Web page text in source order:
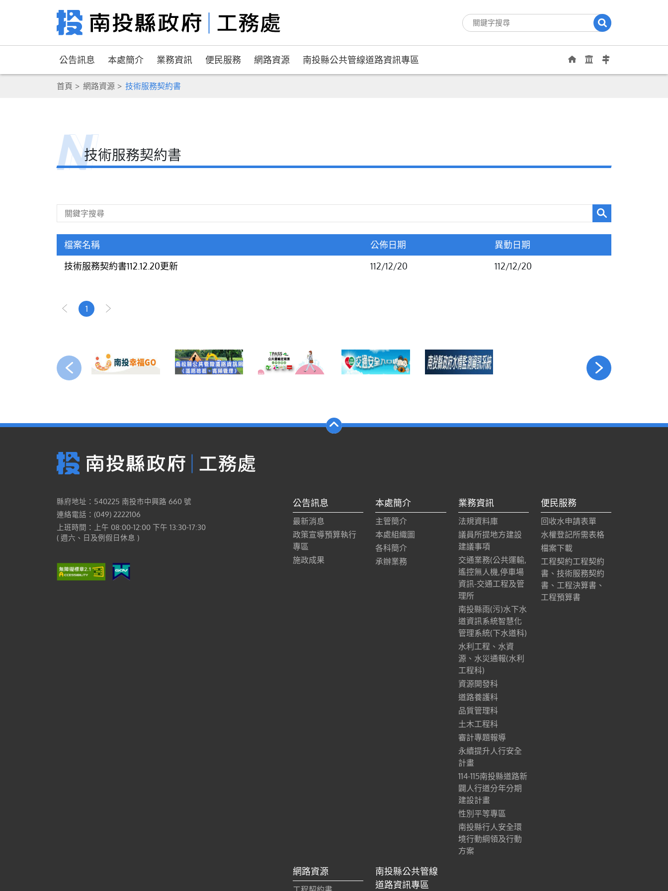
公告訊息 本處簡介 業務資訊 便民服務 網路資源 南投縣公共管線道路資訊專區
首頁 網路資源 技術服務契約書
技術服務契約書
檔案名稱 公佈日期
異動日期
技術服務契約書112.12.20更新
112/12/20 112/12/20
1
縣府地址：540225 南投市中興路 660 號
連絡電話：(049) 2222106
上班時間：上午 08:00-12:00 下午 13:30-17:30
( 週六、日及例假日休息 )
公告訊息
最新消息
政策宣導預算執行
專區
施政成果
本處簡介
主管簡介
本處組織圖
各科簡介
承辦業務
業務資訊
法規資料庫
議員所提地方建設
建議事項
交通業務(公共運輸,
遙控無人機,停車場
資訊-交通工程及管
理所
南投縣雨(污)水下水
道資訊系統智慧化
管理系統(下水道科)
水利工程、水資
源、水災通報(水利
工程科)
資源開發科
道路養護科
品質管理科
土木工程科
審計專題報導
永續提升人行安全
計畫
114-115南投縣道路新
闢人行道分年分期
建設計畫
性別平等專區
南投縣行人安全環
境行動綱領及行動
方案
便民服務
回收水申請表單
水權登記所需表格
檔案下載
工程契約工程契約
書、技術服務契約
書、工程決算書、
工程預算書
網路資源
南投縣公共管線
道路資訊專區